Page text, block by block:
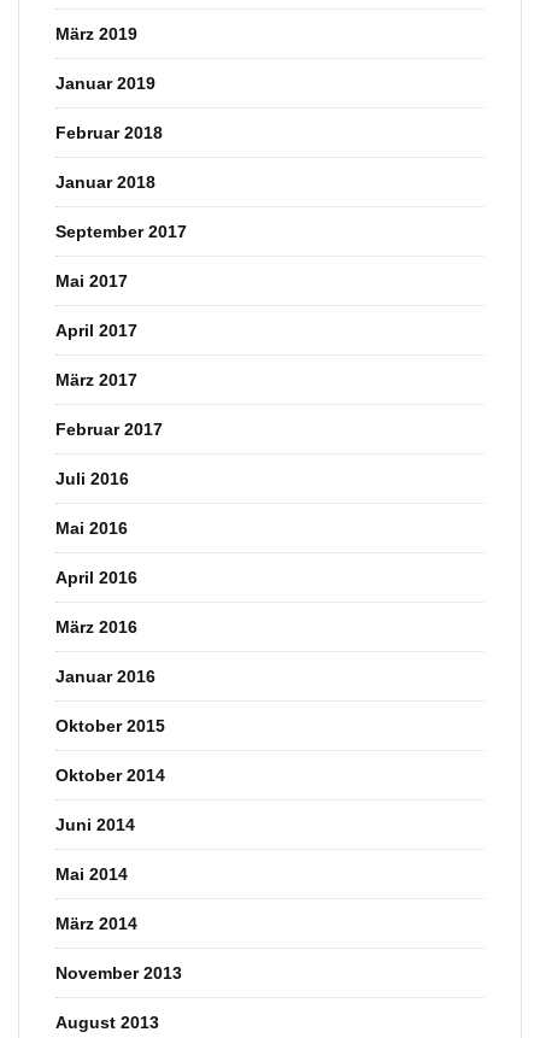
März 2019
Januar 2019
Februar 2018
Januar 2018
September 2017
Mai 2017
April 2017
März 2017
Februar 2017
Juli 2016
Mai 2016
April 2016
März 2016
Januar 2016
Oktober 2015
Oktober 2014
Juni 2014
Mai 2014
März 2014
November 2013
August 2013